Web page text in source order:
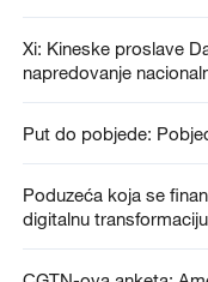
Xi: Kineske proslave
napredovanje
Put do pobjede:
Poduzeća koja se
digitalnu transformaciju